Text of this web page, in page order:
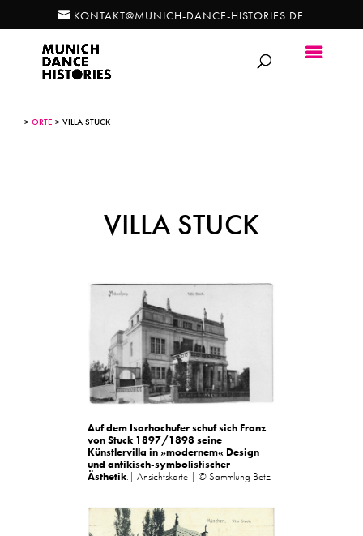
KONTAKT@MUNICH-DANCE-HISTORIES.DE
> ORTE > VILLA STUCK
VILLA STUCK
Auf dem Isarhochufer schuf sich Franz
von Stuck 1897/1898 seine
Künstlervilla in »modernem« Design
und antikisch-symbolistischer
Ästhetik.| Ansichtskarte | © Sammlung Betz